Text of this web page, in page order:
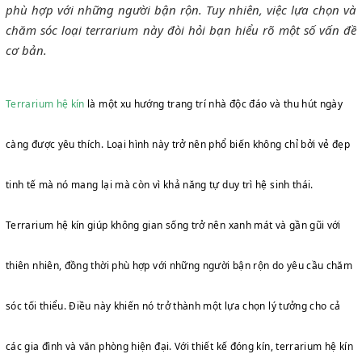
phù hợp với những người bận rộn. Tuy nhiên, việc lựa chọn và
chăm sóc loại terrarium này đòi hỏi bạn hiểu rõ một số vấn đề
cơ bản.
Terrarium hệ kín là một xu hướng trang trí nhà độc đáo và thu hút ngày
càng được yêu thích. Loại hình này trở nên phổ biến không chỉ bởi vẻ đẹp
tinh tế mà nó mang lại mà còn vì khả năng tự duy trì hệ sinh thái.
Terrarium hệ kín giúp không gian sống trở nên xanh mát và gần gũi với
thiên nhiên, đồng thời phù hợp với những người bận rộn do yêu cầu chăm
sóc tối thiểu. Điều này khiến nó trở thành một lựa chọn lý tưởng cho cả
các gia đình và văn phòng hiện đại. Với thiết kế đóng kín, terrarium hệ kín